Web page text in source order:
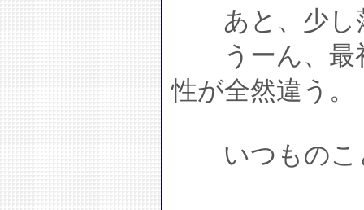
あと、少し
うーん、最
性が全然違う。
いつものこ